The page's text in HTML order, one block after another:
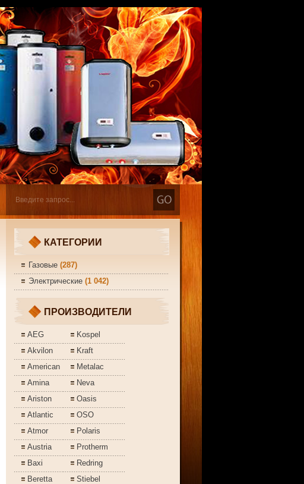
КАТЕГОРИИ
Газовые(287)
Электрические(1 042)
ПРОИЗВОДИТЕЛИ
AEG
Akvilon
American
Amina
Ariston
Atlantic
Atmor
Austria
Baxi
Beretta
Kospel
Kraft
Metalac
Neva
Oasis
OSO
Polaris
Protherm
Redring
Stiebel